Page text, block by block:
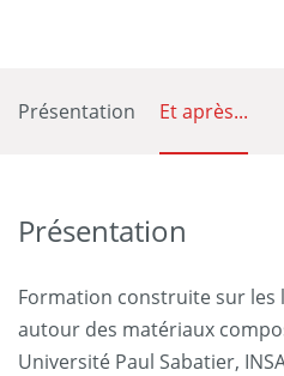
Présentation Et après...
Présentation
Formation construite sur
autour des matériaux
Université Paul Sabatier,